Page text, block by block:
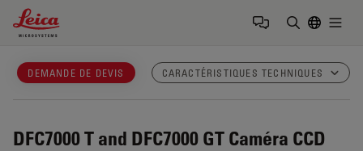
Leica Microsystems Logo
DEMANDE DE DEVIS CARACTÉRISTIQUES TECHNIQUES
DFC7000 T and DFC7000 GT Caméra CCD